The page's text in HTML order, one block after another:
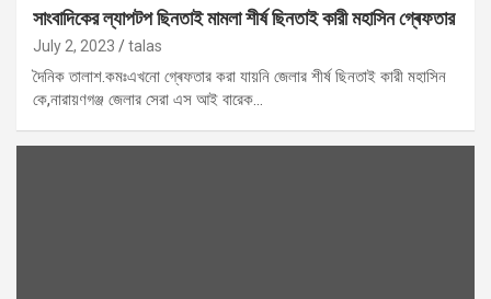
সাংবাদিকের ল্যাপটপ ছিনতাই মামলা শীর্ষ ছিনতাই কারী মহাসিন গ্ৰেফতার
July 2, 2023 talas
দৈনিক তালাশ.কমঃএখনো গ্ৰেফতার করা যায়নি জেলার শীর্ষ ছিনতাই কারী মহাসিন
কে,নারায়ণগঞ্জ জেলার সেরা এস আই বারেক…